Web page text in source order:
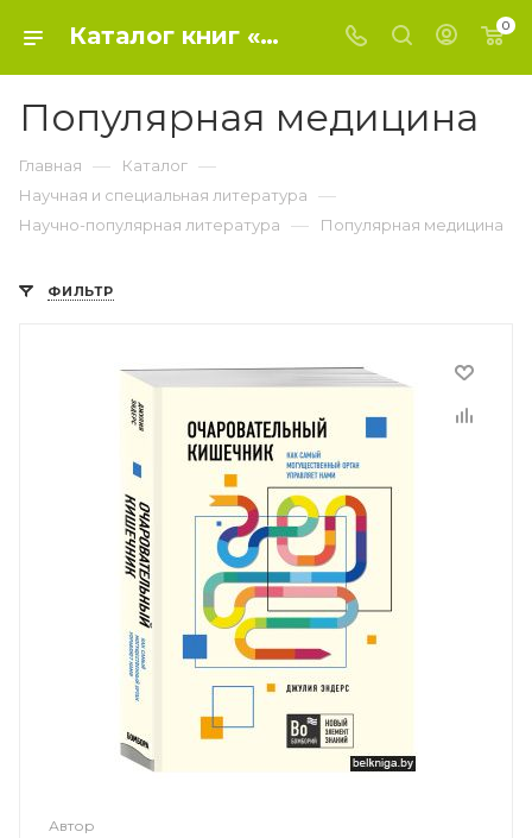
Каталог книг «Популярная медицина» от книжного интернет-магазина Belkniga.by 0
Популярная медицина
Главная — Каталог —
Научная и специальная литература —
Научно-популярная литература — Популярная медицина
ФИЛЬТР
Автор